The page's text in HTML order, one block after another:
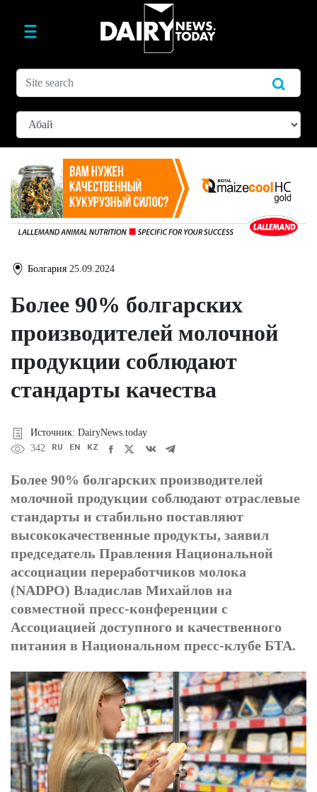
Болгария 25.09.2024
Более 90% болгарских
производителей молочной
продукции соблюдают
стандарты качества
Источник: DairyNews.today
342
RU EN KZ
Более 90% болгарских производителей
молочной продукции соблюдают отраслевые
стандарты и стабильно поставляют
высококачественные продукты, заявил
председатель Правления Национальной
ассоциации переработчиков молока
(NADPO) Владислав Михайлов на
совместной пресс-конференции с
Ассоциацией доступного и качественного
питания в Национальном пресс-клубе БТА.